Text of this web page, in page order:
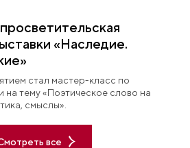
«Наследие.
стал мастер-класс по
на тему «Поэтическое слово на
смыслы».
все